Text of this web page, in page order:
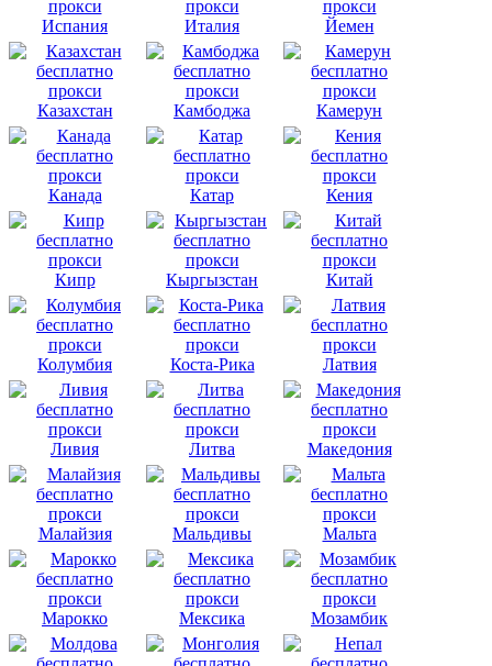
Испания Италия Йемен
Казахстан Камбоджа Камерун
Канада Катар Кения
Кипр Кыргызстан Китай
Колумбия Коста-Рика Латвия
Ливия Литва Македония
Малайзия Мальдивы Мальта
Марокко Мексика Мозамбик